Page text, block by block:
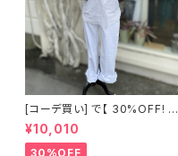
[コーデ買い] で【 30%OFF! 】2
点 古着 Chloe ホワイト レース
ノースリーブ + ホワイトデニム
ストレッチ ストレート パンツ
¥10,010
30%OFF